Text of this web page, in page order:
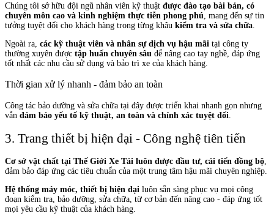
Chúng tôi sở hữu đội ngũ nhân viên kỹ thuật được đào tạo bài bản, có
chuyên môn cao và kinh nghiệm thực tiễn phong phú , mang đến sự tin
tưởng tuyệt đối cho khách hàng trong từng khâu kiểm tra và sửa chữa
Ngoài ra, các kỹ thuật viên và nhân sự dịch vụ hậu mãi tại công ty
thường xuyên được tập huấn chuyên sâu để nâng cao tay nghề, đáp ứng
tốt nhất các nhu cầu sử dụng và bảo trì xe của khách hàng.
Thời gian xử lý nhanh - đảm bảo an toàn
Công tác bảo dưỡng và sửa chữa tại đây được triển khai nhanh gọn nhưng
vẫn đảm bảo yếu tố kỹ thuật, an toàn và chính xác tuyệt đối
3. Trang thiết bị hiện đại - Công nghệ tiên tiến
Cơ sở vật chất tại Thế Giới Xe Tải luôn được đầu tư, cải tiến đồng bộ,
đảm bảo đáp ứng các tiêu chuẩn của một trung tâm hậu mãi chuyên nghiệp.
Hệ thống máy móc, thiết bị hiện đại luôn sẵn sàng phục vụ mọi công
đoạn kiểm tra, bảo dưỡng, sửa chữa, từ cơ bản đến nâng cao - đáp ứng tốt
mọi yêu cầu kỹ thuật của khách hàng.